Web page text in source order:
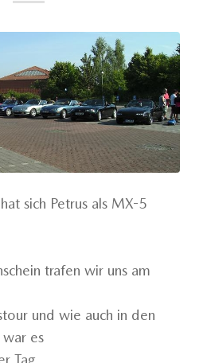
sich Petrus als MX-5
trafen wir uns am
und wie auch in den
war es
Tag.